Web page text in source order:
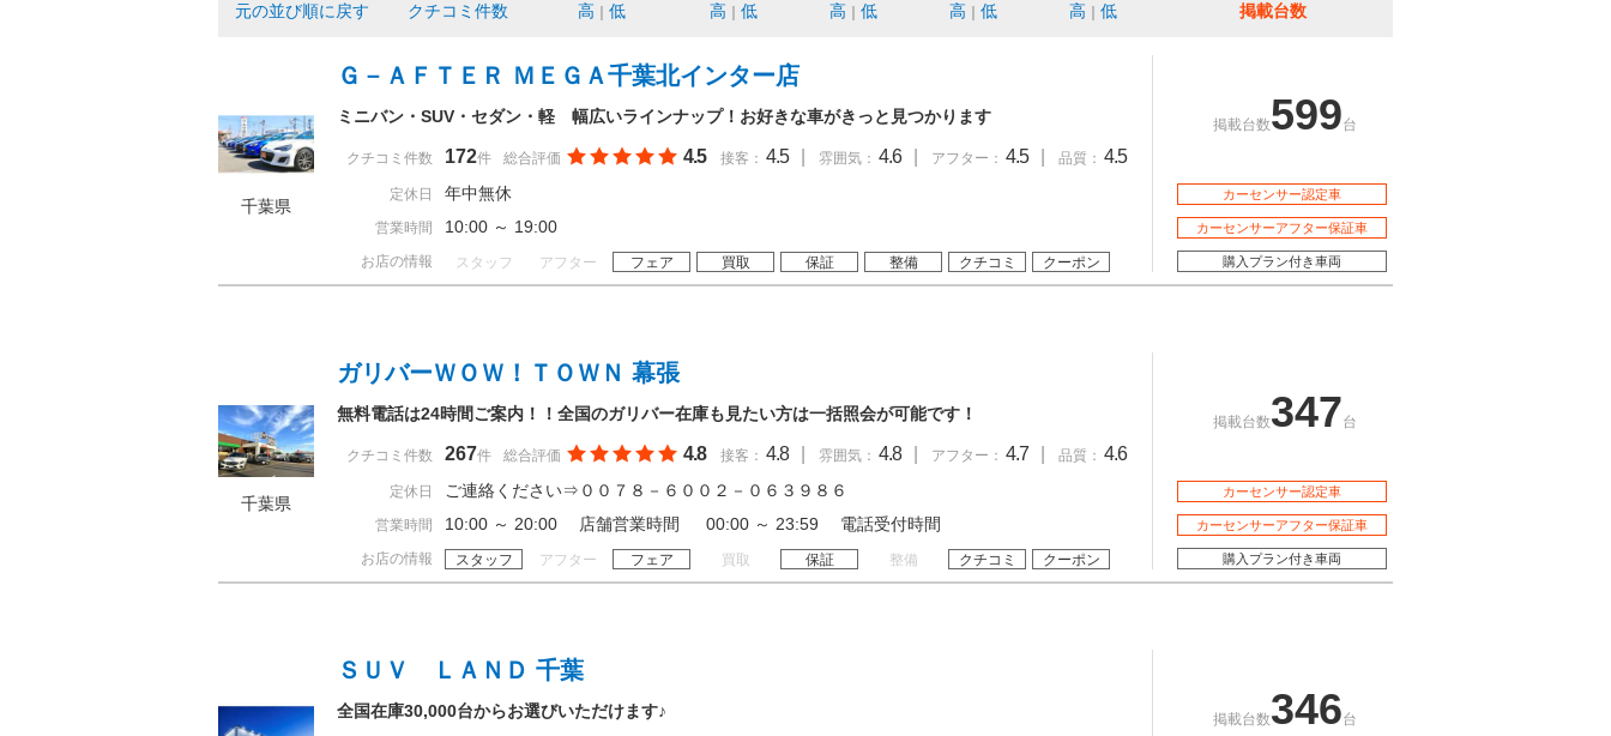
元の並び順に戻す クチコミ件数 高 低 高 低 高 低 高 低 高 低 掲載台数
千葉県
Ｇ－ＡＦＴＥＲ ＭＥＧＡ千葉北インター店
ミニバン・SUV・セダン・軽 幅広いラインナップ！お好きな車がきっと見つかります
クチコミ件数 172件 総合評価 4.5 接客： 4.5 雰囲気： 4.6 アフター： 4.5 品質： 4.5
定休日 年中無休
営業時間 10:00 ～ 19:00
お店の情報 スタッフ アフター フェア 買取 保証 整備 クチコミ クーポン
掲載台数599台
カーセンサー認定車
カーセンサーアフター保証車
購入プラン付き車両
千葉県
ガリバーＷＯＷ！ＴＯＷＮ 幕張
無料電話は24時間ご案内！！全国のガリバー在庫も見たい方は一括照会が可能です！
クチコミ件数 267件 総合評価 4.8 接客： 4.8 雰囲気： 4.8 アフター： 4.7 品質： 4.6
定休日 ご連絡ください⇒００７８－６００２－０６３９８６
営業時間 10:00 ～ 20:00 店舗営業時間 00:00 ～ 23:59 電話受付時間
お店の情報 スタッフ アフター フェア 買取 保証 整備 クチコミ クーポン
掲載台数347台
カーセンサー認定車
カーセンサーアフター保証車
購入プラン付き車両
ＳＵＶ ＬＡＮＤ 千葉
全国在庫30,000台からお選びいただけます♪ 掲載台数346台